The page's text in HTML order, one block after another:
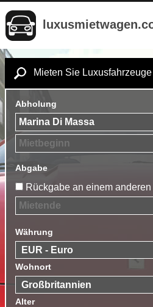
Mieten Sie Luxusfahrzeuge
Abholung
Abgabe
Rückgabe an einem anderen
Währung
Wohnort
Alter